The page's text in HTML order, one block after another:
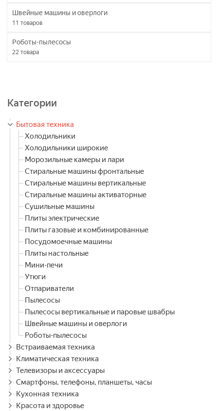
Швейные машины и оверлоги
11 товаров
Роботы-пылесосы
22 товара
Категории
Бытовая техника
Холодильники
Холодильники широкие
Морозильные камеры и лари
Стиральные машины фронтальные
Стиральные машины вертикальные
Стиральные машины активаторные
Сушильные машины
Плиты электрические
Плиты газовые и комбинированные
Посудомоечные машины
Плиты настольные
Мини-печи
Утюги
Отпариватели
Пылесосы
Пылесосы вертикальные и паровые швабры
Швейные машины и оверлоги
Роботы-пылесосы
Встраиваемая техника
Климатическая техника
Телевизоры и аксессуары
Смартфоны, телефоны, планшеты, часы
Кухонная техника
Красота и здоровье